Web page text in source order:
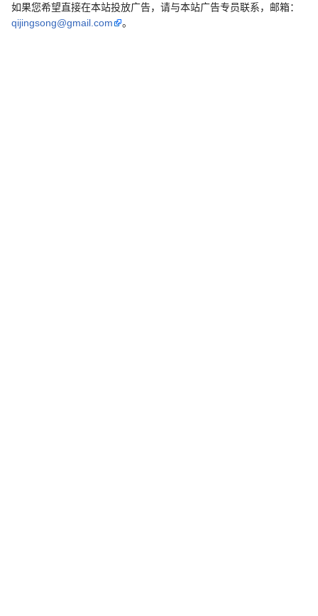
如果您希望直接在本站投放广告，请与本站广告专员联系，邮箱：
qijingsong@gmail.com
。